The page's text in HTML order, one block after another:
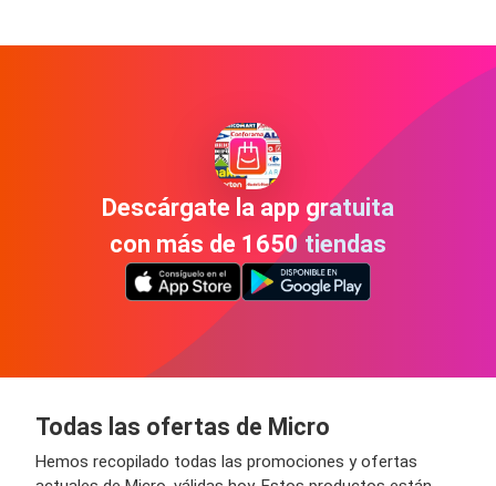
Descárgate la app gratuita
con más de 1650 tiendas
Todas las ofertas de Micro
Hemos recopilado todas las promociones y ofertas